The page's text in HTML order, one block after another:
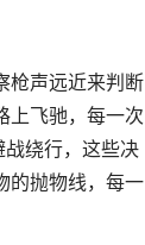
枪声远近来判断
上飞驰，每一次
战绕行，这些决
的抛物线，每一